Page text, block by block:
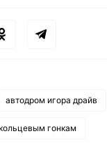
автодром игора драйв
гонкам